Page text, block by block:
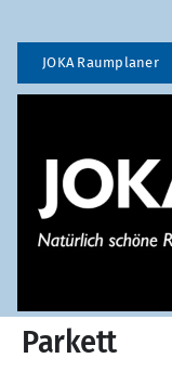
JOKA Raumplaner
Parkett